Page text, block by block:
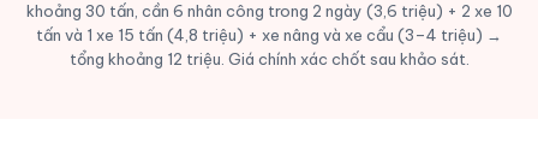
khoảng 30 tấn, cần 6 nhân công trong 2 ngày (3,6 triệu) + 2 xe 10
tấn và 1 xe 15 tấn (4,8 triệu) + xe nâng và xe cẩu (3–4 triệu) →
tổng khoảng 12 triệu. Giá chính xác chốt sau khảo sát.